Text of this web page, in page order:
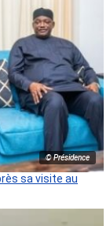
© Présidence
sa visite au